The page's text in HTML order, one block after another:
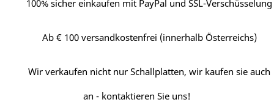
100% sicher einkaufen mit PayPal und SSL-Verschüsselung
Ab € 100 versandkostenfrei (innerhalb Österreichs)
Wir verkaufen nicht nur Schallplatten, wir kaufen sie auch
an - kontaktieren Sie uns!